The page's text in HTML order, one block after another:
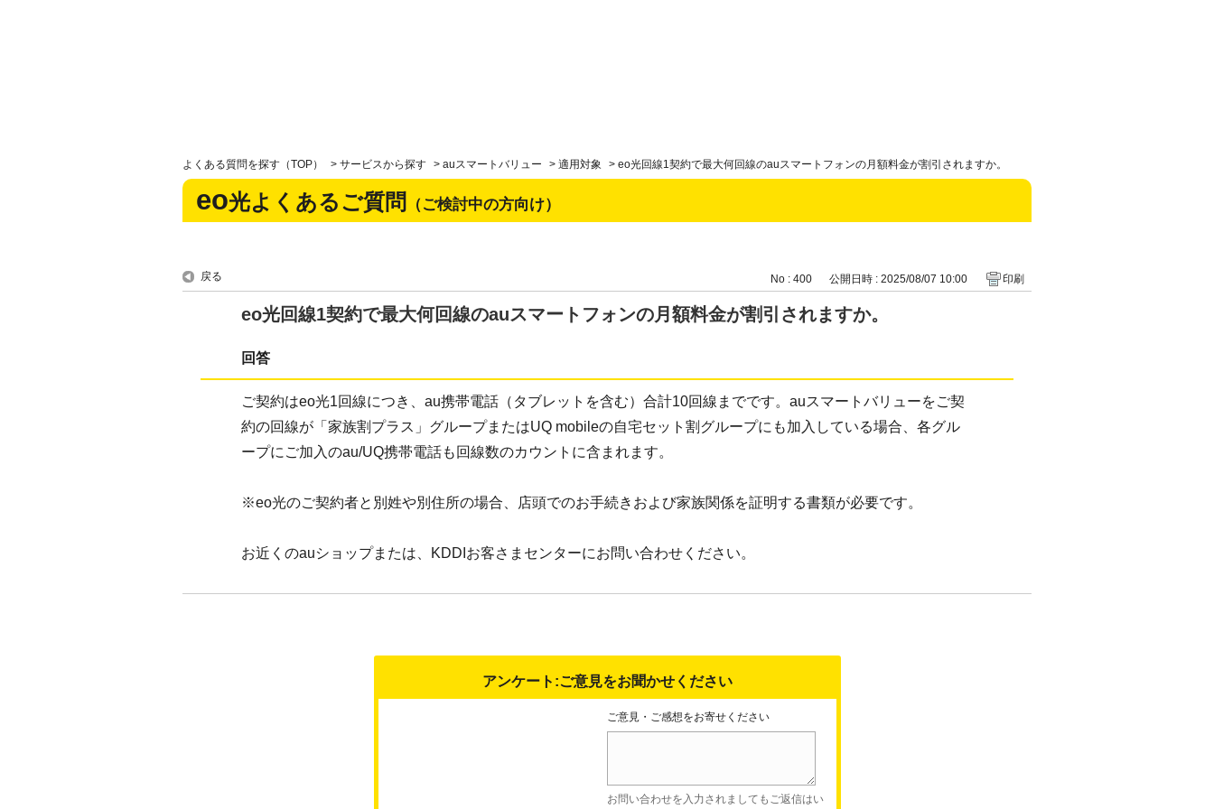
よくある質問を探す（TOP） > サービスから探す > auスマートバリュー > 適用対象 > eo光回線1契約で最大何回線のauスマートフォンの月額料金が割引されますか。
eo光よくあるご質問 （ご検討中の方向け）
戻る No : 400 公開日時 : 2025/08/07 10:00 印刷
eo光回線1契約で最大何回線のauスマートフォンの月額料金が割引されますか。
回答
ご契約はeo光1回線につき、au携帯電話（タブレットを含む）合計10回線までです。auスマートバリューをご契
約の回線が「家族割プラス」グループまたはUQ mobileの自宅セット割グループにも加入している場合、各グル
ープにご加入のau/UQ携帯電話も回線数のカウントに含まれます。
※eo光のご契約者と別姓や別住所の場合、店頭でのお手続きおよび家族関係を証明する書類が必要です。
お近くのauショップまたは、KDDIお客さまセンターにお問い合わせください。
アンケート:ご意見をお聞かせください
ご意見・ご感想をお寄せください
お問い合わせを入力されましてもご返信はい